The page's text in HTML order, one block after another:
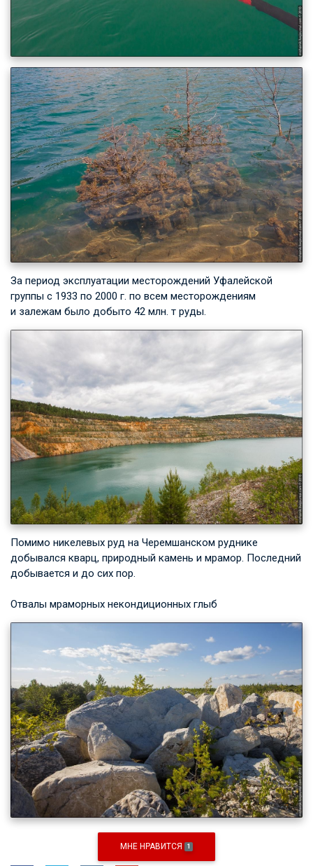
За период эксплуатации месторождений Уфалейской
группы с 1933 по 2000 г. по всем месторождениям
и залежам было добыто 42 млн. т руды.
Помимо никелевых руд на Черемшанском руднике
добывался кварц, природный камень и мрамор. Последний
добывается и до сих пор.
Отвалы мраморных некондиционных глыб
МНЕ НРАВИТСЯ 1